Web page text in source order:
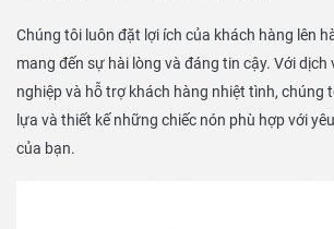
Chúng tôi luôn đặt lợi ích của khách hàng lên
mang đến sự hài lòng và đáng tin cậy. Với dịch
nghiệp và hỗ trợ khách hàng nhiệt tình, chúng
lựa và thiết kế những chiếc nón phù hợp với
của bạn.